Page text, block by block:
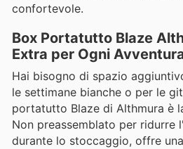
confortevole.
Box Portatutto Blaze
Extra per Ogni
Hai bisogno di spazio
le settimane bianche o per le
portatutto Blaze di Althmura è
Non preassemblato per ridurre
durante lo stoccaggio, offre